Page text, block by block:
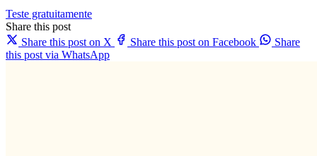
Teste gratuitamente
Share this post
Share this post on X
Share this post on Facebook
Share
this post via WhatsApp